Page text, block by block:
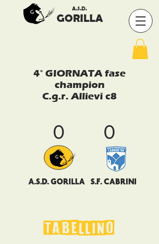
A.S.D.
GORILLA
4° GIORNATA fase
champion
C.g.r. Allievi c8
0
A.S.D. GORILLA
0
S.F. CABRINI
TABELLINO